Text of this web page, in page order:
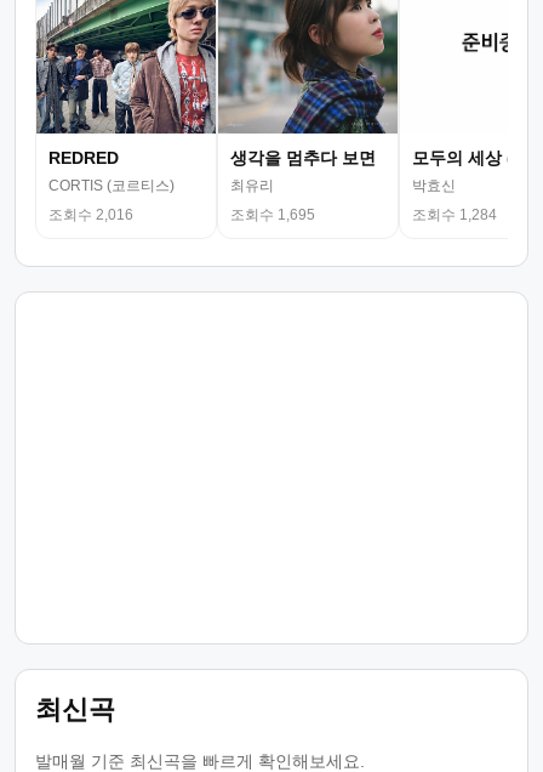
REDRED
CORTIS (코르티스)
조회수 2,016
생각을 멈추다 보면
최유리
조회수 1,695
모두의 세상 (뮤
박효신
조회수 1,284
최신곡
발매월 기준 최신곡을 빠르게 확인해보세요.